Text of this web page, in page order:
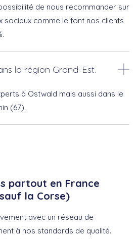
de nous recommander sur
sociaux comme le font nos clients
la région Grand-Est.
à Ostwald mais aussi dans le
(67).
partout en France
la Corse)
avec un réseau de
à nos standards de qualité.